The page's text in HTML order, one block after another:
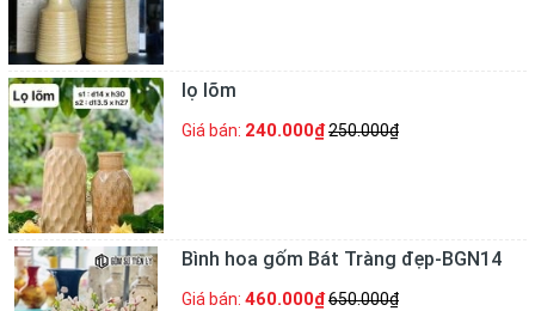
lọ lõm
Giá bán: 240.000₫250.000₫
Bình hoa gốm Bát Tràng đẹp-BGN14
Giá bán: 460.000₫650.000₫